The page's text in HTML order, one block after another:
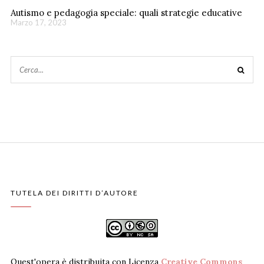
Autismo e pedagogia speciale: quali strategie educative
Marzo 17, 2023
TUTELA DEI DIRITTI D’AUTORE
Quest'opera è distribuita con Licenza Creative Commons